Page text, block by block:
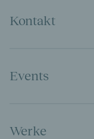
Kontakt
Events
Werke